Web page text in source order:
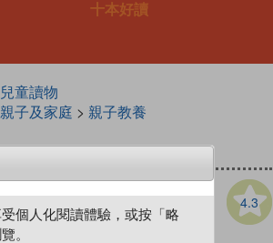
十本好讀
兒童讀物
親子及家庭 > 親子教養
4.3
個人化閱讀體驗，或按「略
。